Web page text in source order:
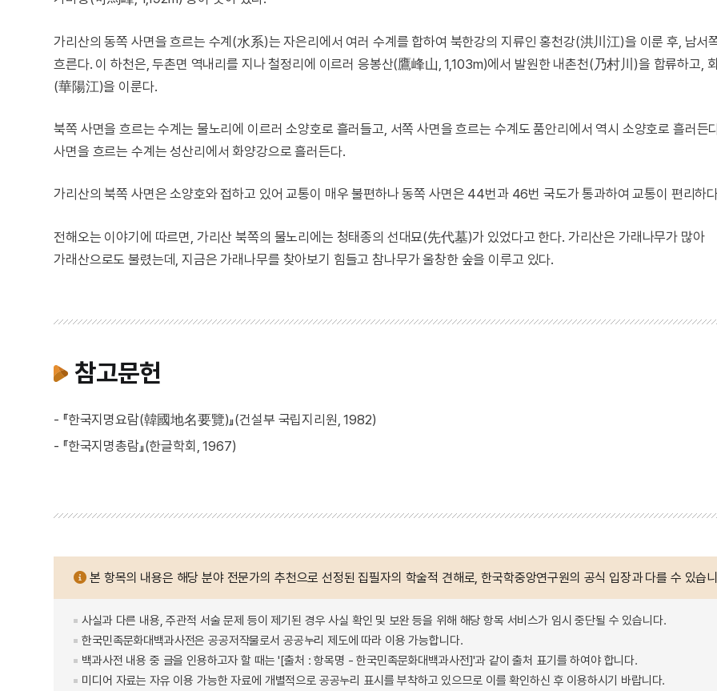
가리산의 동쪽 사면을 흐르는 수계(水系)는 자은리에서 여러 수계를 합하여 북한강의 지류인 홍천강(洪川江)을 이룬 후, 남서
흐른다. 이 하천은, 두촌면 역내리를 지나 철정리에 이르러 응봉산(鷹峰山, 1,103m)에서 발원한 내촌천(乃村川)을 합류하고,
(華陽江)을 이룬다.
북쪽 사면을 흐르는 수계는 물노리에 이르러 소양호로 흘러들고, 서쪽 사면을 흐르는 수계도 품안리에서 역시 소양호로 흘러든
사면을 흐르는 수계는 성산리에서 화양강으로 흘러든다.
가리산의 북쪽 사면은 소양호와 접하고 있어 교통이 매우 불편하나 동쪽 사면은 44번과 46번 국도가 통과하여 교통이 편리하
전해오는 이야기에 따르면, 가리산 북쪽의 물노리에는 청태종의 선대묘(先代墓)가 있었다고 한다. 가리산은 가래나무가 많아
가래산으로도 불렸는데, 지금은 가래나무를 찾아보기 힘들고 참나무가 울창한 숲을 이루고 있다.
참고문헌
- 『한국지명요람(韓國地名要覽)』(건설부 국립지리원, 1982)
- 『한국지명총람』(한글학회, 1967)
본 항목의 내용은 해당 분야 전문가의 추천으로 선정된 집필자의 학술적 견해로, 한국학중앙연구원의 공식 입장과 다를 수 있습
사실과 다른 내용, 주관적 서술 문제 등이 제기된 경우 사실 확인 및 보완 등을 위해 해당 항목 서비스가 임시 중단될 수 있습니다.
한국민족문화대백과사전은 공공저작물로서 공공누리 제도에 따라 이용 가능합니다.
백과사전 내용 중 글을 인용하고자 할 때는 '[출처 : 항목명 - 한국민족문화대백과사전]'과 같이 출처 표기를 하여야 합니다.
미디어 자료는 자유 이용 가능한 자료에 개별적으로 공공누리 표시를 부착하고 있으므로 이를 확인하신 후 이용하시기 바랍니다.